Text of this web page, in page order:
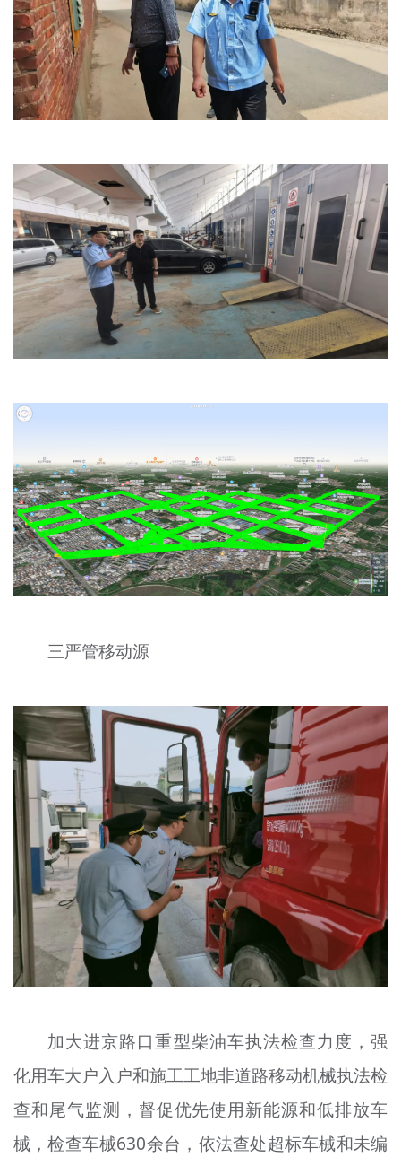
三严管移动源
加大进京路口重型柴油车执法检查力度，强
化用车大户入户和施工工地非道路移动机械执法检
查和尾气监测，督促优先使用新能源和低排放车
械，检查车械630余台，依法查处超标车械和未编